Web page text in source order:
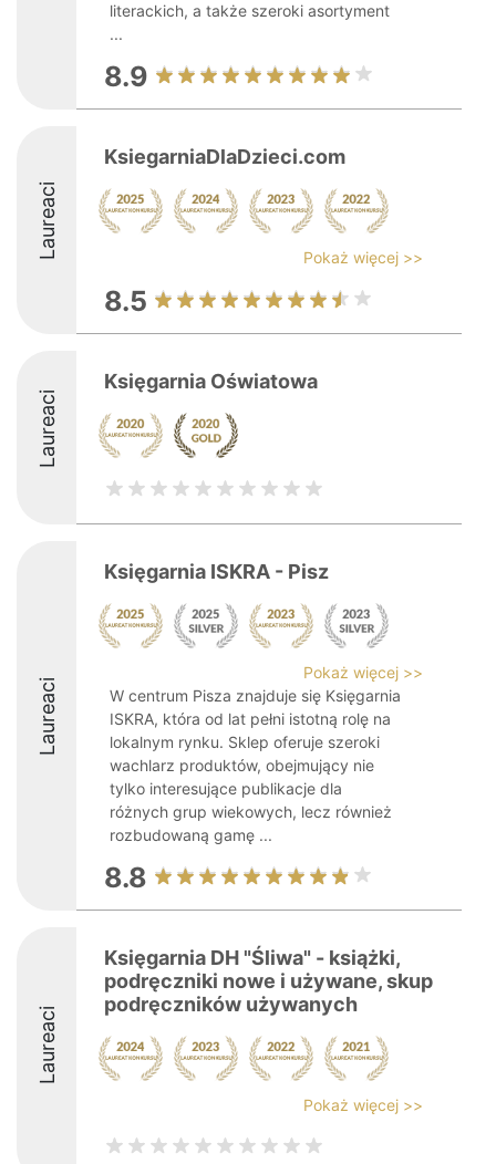
literackich, a także szeroki asortyment
...
8.9
Laureaci
KsiegarniaDlaDzieci.com
Pokaż więcej >>
8.5
Laureaci
Księgarnia Oświatowa
Laureaci
Księgarnia ISKRA - Pisz
Pokaż więcej >>
W centrum Pisza znajduje się Księgarnia
ISKRA, która od lat pełni istotną rolę na
lokalnym rynku. Sklep oferuje szeroki
wachlarz produktów, obejmujący nie
tylko interesujące publikacje dla
różnych grup wiekowych, lecz również
rozbudowaną gamę ...
8.8
Laureaci
Księgarnia DH "Śliwa" - książki,
podręczniki nowe i używane, skup
podręczników używanych
Pokaż więcej >>